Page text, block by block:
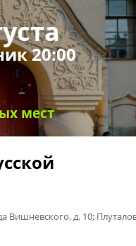
20:00
мест
Вишневского, д. 10;